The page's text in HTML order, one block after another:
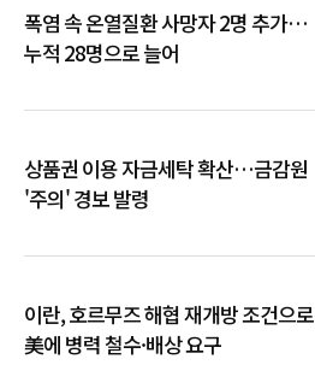
폭염 속 온열질환 사망자 2명 추가…
누적 28명으로 늘어
상품권 이용 자금세탁 확산…금감원
'주의' 경보 발령
이란, 호르무즈 해협 재개방 조건으로
美에 병력 철수·배상 요구